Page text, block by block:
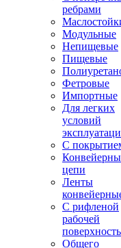
ребрами
Модульные
Непищевые
Пищевые
Фетровые
Импортные
Для легких
условий
С
цепи
Ленты
С рифленой
рабочей
Общего